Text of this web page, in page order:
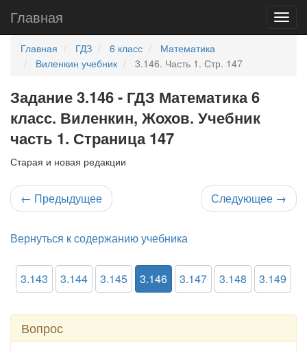
Главная
Главная ГДЗ 6 класс
Математика
Виленкин учебник
3.146. Часть 1. Стр. 147
Задание 3.146 - ГДЗ Математика 6
класс. Виленкин, Жохов. Учебник
часть 1. Страница 147
Старая и новая редакции
← Предыдущее Следующее →
Вернуться к содержанию учебника
3.143 3.144 3.145 3.146 3.147 3.148 3.149
Вопрос